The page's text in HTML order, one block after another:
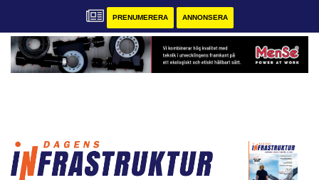
PRENUMERERA ANNONSERA